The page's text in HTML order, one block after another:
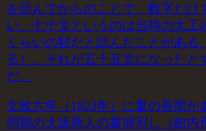
を読んでからのことで、数字だけ
い。七十文というのは当時の大工
くらいの額だと読んだことがあ
る）。それが五十五文になった
だ。
文政六年（1823年）に夏の長雨が
同期の大坂商人の書簡写し（館内